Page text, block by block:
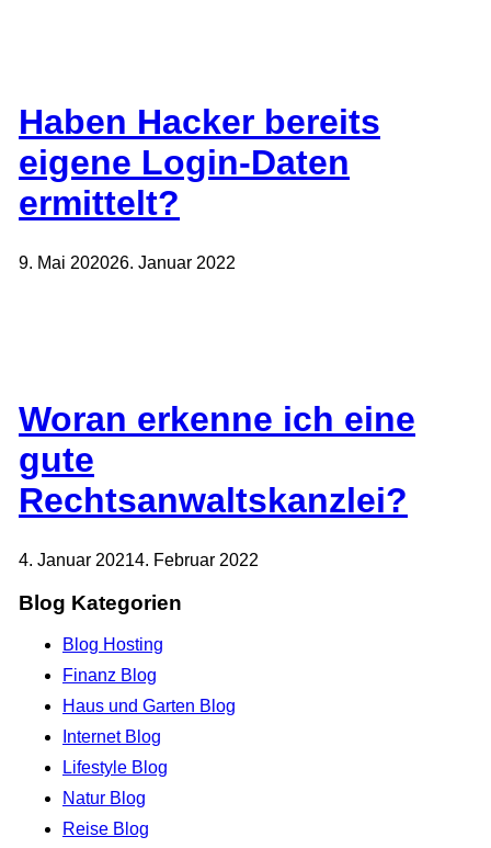
Haben Hacker bereits
eigene Login-Daten
ermittelt?
9. Mai 202026. Januar 2022
Woran erkenne ich eine
gute
Rechtsanwaltskanzlei?
4. Januar 20214. Februar 2022
Blog Kategorien
Blog Hosting
Finanz Blog
Haus und Garten Blog
Internet Blog
Lifestyle Blog
Natur Blog
Reise Blog